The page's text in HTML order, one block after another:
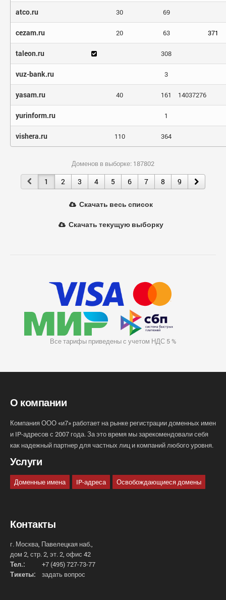
atco.ru 30 69
cezam.ru 20 63 371
taleon.ru 308
vuz-bank.ru 3
yasam.ru 40 161 14037276
yurinform.ru 1
vishera.ru 110 364
Доменов в выборке: 187802
1 2 3 4 5 6 7 8 9
Скачать весь список
Скачать текущую выборку
Все тарифы приведены с учетом НДС 5 %
О компании
Компания ООО «и7» работает на рынке регистрации доменных имен
и IP-адресов с 2007 года. За это время мы зарекомендовали себя
как надежный партнер для частных лиц и компаний любого уровня.
Услуги
Доменные имена IP-адреса Освобождающиеся домены
Контакты
г. Москва, Павелецкая наб.,
дом 2, стр. 2, эт. 2, офис 42
Тел.:
+7 (495) 727-73-77
Тикеты:
задать вопрос